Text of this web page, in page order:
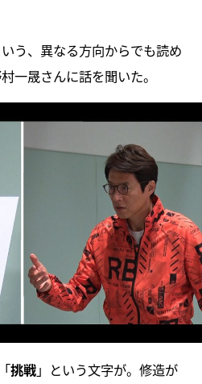
う、異なる方向からでも読め
一晟さんに話を聞いた。
挑戦」という文字が。修造が